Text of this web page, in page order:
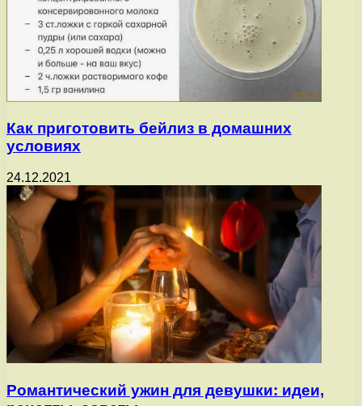
Как приготовить бейлиз в домашних
условиях
24.12.2021
Романтический ужин для девушки: идеи,